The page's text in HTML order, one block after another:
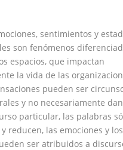
sentimientos y
son fenómenos
espacios, que impactan
la vida de las
pueden ser
y no necesariamente
particular, las palabras
reducen, las emociones y los
ser atribuidos a